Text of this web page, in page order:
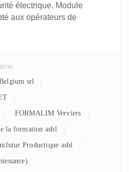
électrique. Module
aux opérateurs de
srl
FORMALIM Verviers
la formation asbl
Productique asbl